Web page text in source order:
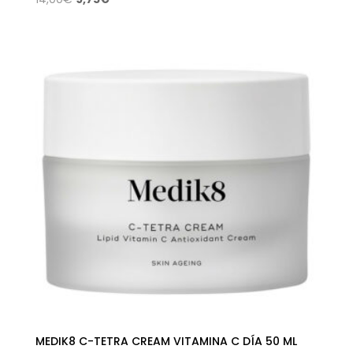
MEDIK8 C-TETRA CREAM VITAMINA C DÍA 50 ML